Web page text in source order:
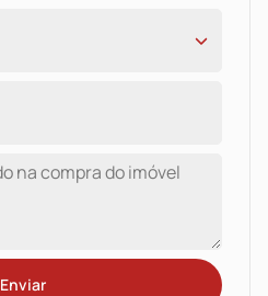
Enviar